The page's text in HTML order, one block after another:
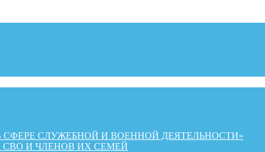
СЛУЖЕБНОЙ И ВОЕННОЙ ДЕЯТЕЛЬНОСТИ»
И ЧЛЕНОВ ИХ СЕМЕЙ